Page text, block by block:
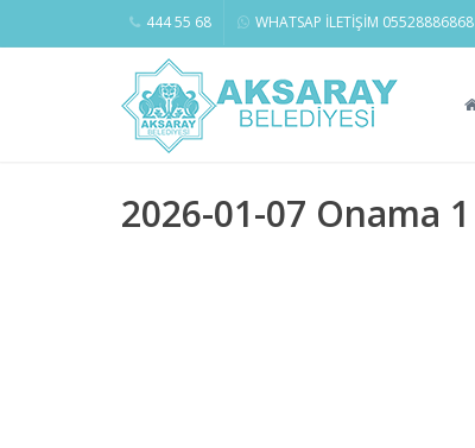
444 55 68 WHATSAP İLETİŞİM 05528886868
2026-01-07 Onama 1